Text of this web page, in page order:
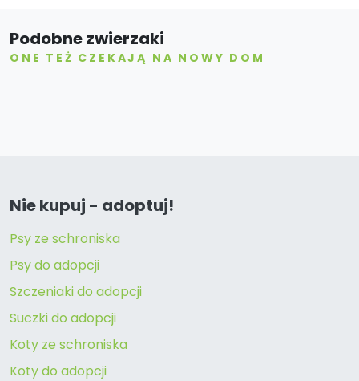
Podobne zwierzaki
ONE TEŻ CZEKAJĄ NA NOWY DOM
Nie kupuj - adoptuj!
Psy ze schroniska
Psy do adopcji
Szczeniaki do adopcji
Suczki do adopcji
Koty ze schroniska
Koty do adopcji